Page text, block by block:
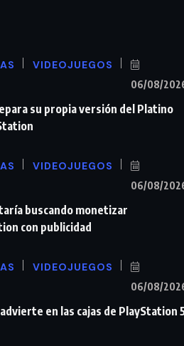
VIDEOJUEGOS
06/08/
su propia versión del Platino
VIDEOJUEGOS
06/08/
buscando monetizar
con publicidad
VIDEOJUEGOS
06/08/
en las cajas de PlayStation